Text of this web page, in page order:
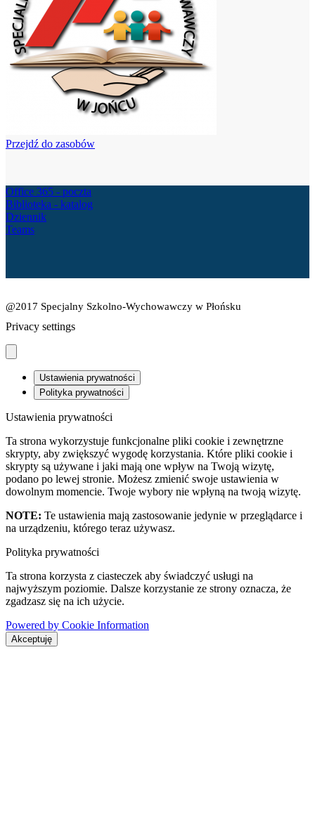
Przejdź do zasobów
Office 365 - poczta
Biblioteka - katalog
Dziennik
Teams
@2017 Specjalny Szkolno-Wychowawczy w Płońsku
Privacy settings
Ustawienia prywatności
Polityka prywatności
Ustawienia prywatności
Ta strona wykorzystuje funkcjonalne pliki cookie i zewnętrzne
skrypty, aby zwiększyć wygodę korzystania. Które pliki cookie i
skrypty są używane i jaki mają one wpływ na Twoją wizytę,
podano po lewej stronie. Możesz zmienić swoje ustawienia w
dowolnym momencie. Twoje wybory nie wpłyną na twoją wizytę.
NOTE: Te ustawienia mają zastosowanie jedynie w przeglądarce i
na urządzeniu, którego teraz używasz.
Polityka prywatności
Ta strona korzysta z ciasteczek aby świadczyć usługi na
najwyższym poziomie. Dalsze korzystanie ze strony oznacza, że
zgadzasz się na ich użycie.
Powered by Cookie Information
Akceptuję